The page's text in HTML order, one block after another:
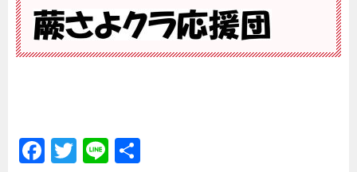
F
T
Li